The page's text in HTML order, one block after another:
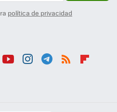
política de privacidad